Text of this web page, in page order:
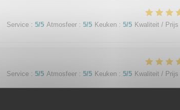
Service : 5/5 Atmosfeer : 5/5 Keuken : 5/5 Kwaliteit / Prijs
Service : 5/5 Atmosfeer : 5/5 Keuken : 5/5 Kwaliteit / Prijs
je recommande vivement